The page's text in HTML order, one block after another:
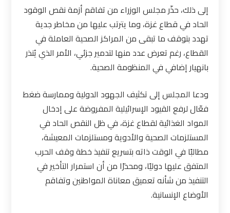
إلى ذلك، حذّر مجلس الوزراء من تفاقم أزمة نقص الوقود
الحاد في قطاع غزة، وما يترتب عليها من مخاطر جدية
تهدد بتوقف ما تبقى من المراكز الصحية العاملة في
القطاع، رغم تعرض عدد منها لتدمير جزئي، الأمر الذي يُنذر
بانهيار إضافي في المنظومة الصحية.
ودعا المجلس إلى تكثيف الجهود الدولية وممارسة ضغط
فعّال لرفع القيود الإسرائيلية المفروضة على إدخال
المواد الغذائية لقطاع غزة، في ظل النقص الحاد في
المستلزمات الصحية والأدوية ومستلزمات المعيشة،
مطالبًا في الوقت ذاته بتسريع تنفيذ خطة وقف الحرب
المتفق عليها دوليًا، ومحذرًا من أن استمرار التأخير في
التنفيذ من شأنه تعميق معاناة المواطنين وتفاقم
الأوضاع الإنسانية.